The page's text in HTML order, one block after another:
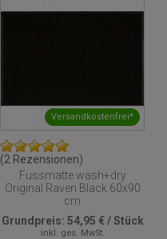
Versandkostenfrei*
(2 Rezensionen)
Fussmatte wash+dry
Original Raven Black 60x90
cm
Grundpreis: 54,95 €/Stück
inkl. ges. MwSt.